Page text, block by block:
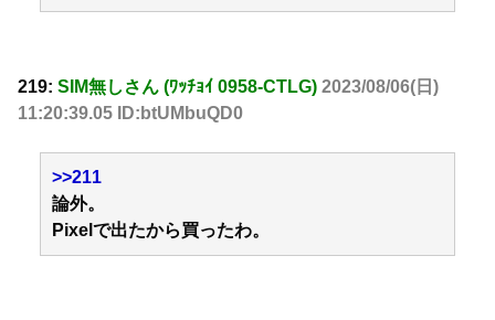
219: SIM無しさん (ﾜｯﾁｮｲ 0958-CTLG) 2023/08/06(日)
11:20:39.05 ID:btUMbuQD0
>>211
論外。
Pixelで出たから買ったわ。